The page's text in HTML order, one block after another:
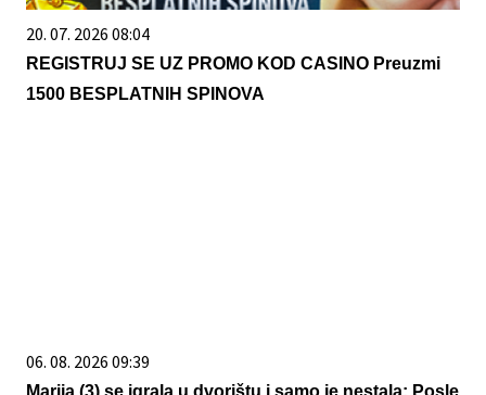
20. 07. 2026 08:04
REGISTRUJ SE UZ PROMO KOD CASINO Preuzmi
1500 BESPLATNIH SPINOVA
06. 08. 2026 09:39
Marija (3) se igrala u dvorištu i samo je nestala: Posle